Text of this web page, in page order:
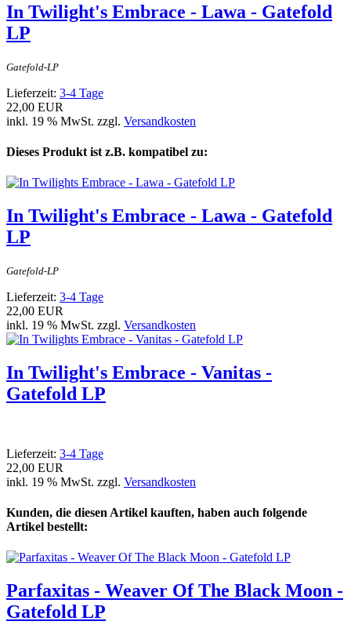
In Twilight's Embrace - Lawa - Gatefold
LP
Gatefold-LP
Lieferzeit: 3-4 Tage
22,00 EUR
inkl. 19 % MwSt. zzgl. Versandkosten
Dieses Produkt ist z.B. kompatibel zu:
In Twilight's Embrace - Lawa - Gatefold
LP
Gatefold-LP
Lieferzeit: 3-4 Tage
22,00 EUR
inkl. 19 % MwSt. zzgl. Versandkosten
In Twilight's Embrace - Vanitas -
Gatefold LP
Lieferzeit: 3-4 Tage
22,00 EUR
inkl. 19 % MwSt. zzgl. Versandkosten
Kunden, die diesen Artikel kauften, haben auch folgende
Artikel bestellt:
Parfaxitas - Weaver Of The Black Moon -
Gatefold LP